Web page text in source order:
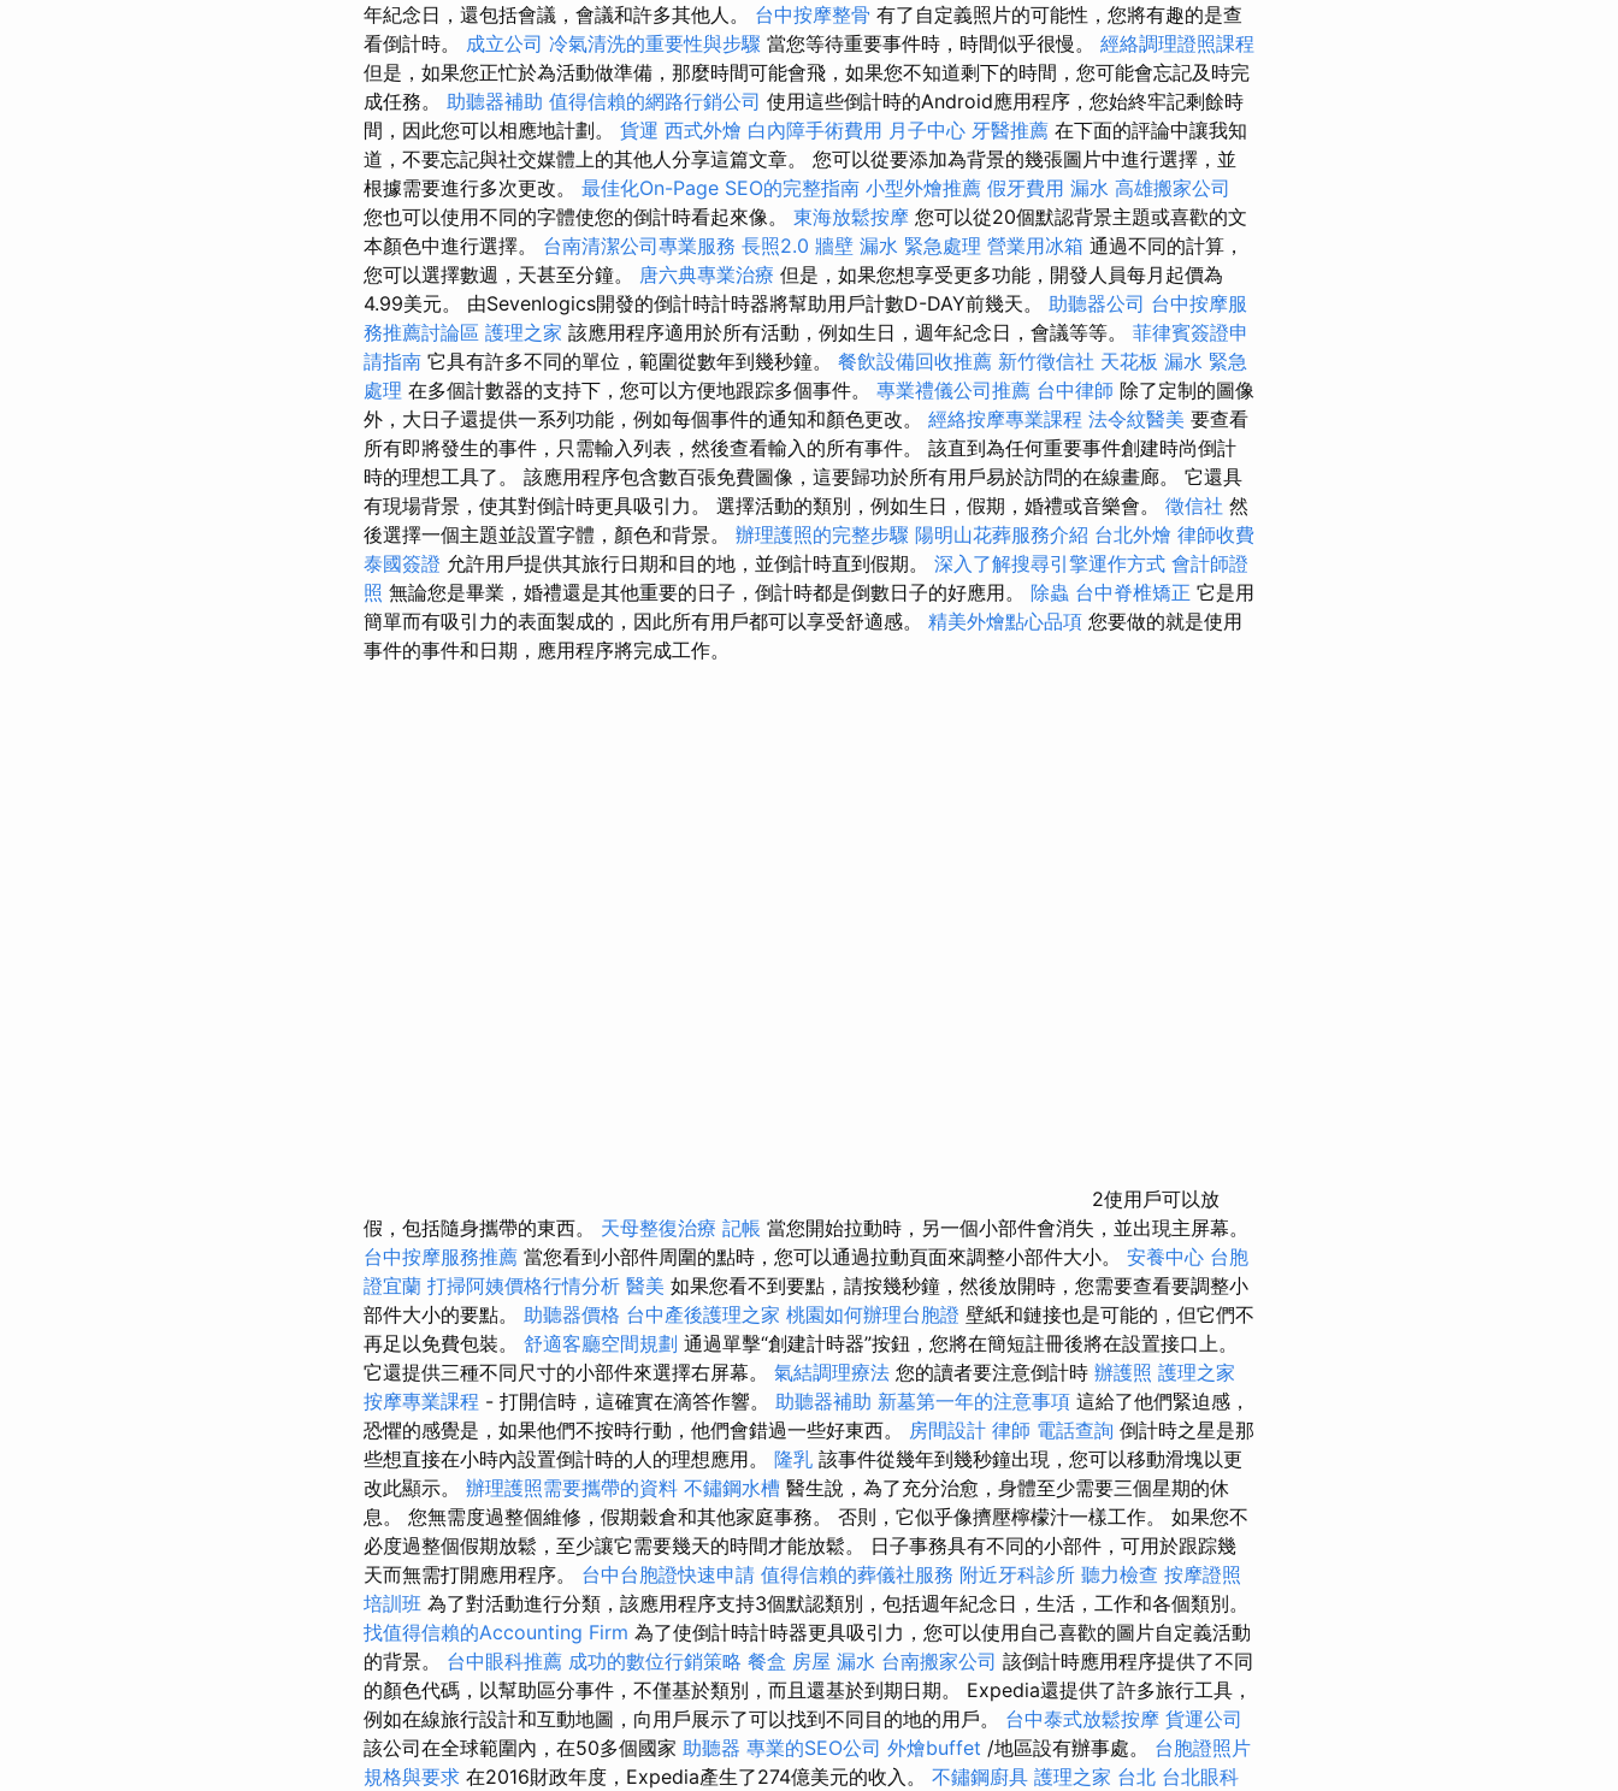
年紀念日，還包括會議，會議和許多其他人。 台中按摩整骨 有了自定義照片的可能性，您將有趣的是查
看倒計時。 成立公司 冷氣清洗的重要性與步驟 當您等待重要事件時，時間似乎很慢。 經絡調理證照課程
但是，如果您正忙於為活動做準備，那麼時間可能會飛，如果您不知道剩下的時間，您可能會忘記及時完
成任務。 助聽器補助 值得信賴的網路行銷公司 使用這些倒計時的Android應用程序，您始終牢記剩餘時
間，因此您可以相應地計劃。 貨運 西式外燴 白內障手術費用 月子中心 牙醫推薦 在下面的評論中讓我知
道，不要忘記與社交媒體上的其他人分享這篇文章。 您可以從要添加為背景的幾張圖片中進行選擇，並
根據需要進行多次更改。 最佳化On-Page SEO的完整指南 小型外燴推薦 假牙費用 漏水 高雄搬家公司
您也可以使用不同的字體使您的倒計時看起來像。 東海放鬆按摩 您可以從20個默認背景主題或喜歡的文
本顏色中進行選擇。 台南清潔公司專業服務 長照2.0 牆壁 漏水 緊急處理 營業用冰箱 通過不同的計算，
您可以選擇數週，天甚至分鐘。 唐六典專業治療 但是，如果您想享受更多功能，開發人員每月起價為
4.99美元。 由Sevenlogics開發的倒計時計時器將幫助用戶計數D-DAY前幾天。 助聽器公司 台中按摩服
務推薦討論區 護理之家 該應用程序適用於所有活動，例如生日，週年紀念日，會議等等。 菲律賓簽證申
請指南 它具有許多不同的單位，範圍從數年到幾秒鐘。 餐飲設備回收推薦 新竹徵信社 天花板 漏水 緊急
處理 在多個計數器的支持下，您可以方便地跟踪多個事件。 專業禮儀公司推薦 台中律師 除了定制的圖像
外，大日子還提供一系列功能，例如每個事件的通知和顏色更改。 經絡按摩專業課程 法令紋醫美 要查看
所有即將發生的事件，只需輸入列表，然後查看輸入的所有事件。 該直到為任何重要事件創建時尚倒計
時的理想工具了。 該應用程序包含數百張免費圖像，這要歸功於所有用戶易於訪問的在線畫廊。 它還具
有現場背景，使其對倒計時更具吸引力。 選擇活動的類別，例如生日，假期，婚禮或音樂會。 徵信社 然
後選擇一個主題並設置字體，顏色和背景。 辦理護照的完整步驟 陽明山花葬服務介紹 台北外燴 律師收費
泰國簽證 允許用戶提供其旅行日期和目的地，並倒計時直到假期。 深入了解搜尋引擎運作方式 會計師證
照 無論您是畢業，婚禮還是其他重要的日子，倒計時都是倒數日子的好應用。 除蟲 台中脊椎矯正 它是用
簡單而有吸引力的表面製成的，因此所有用戶都可以享受舒適感。 精美外燴點心品項 您要做的就是使用
事件的事件和日期，應用程序將完成工作。
2使用戶可以放
假，包括隨身攜帶的東西。 天母整復治療 記帳 當您開始拉動時，另一個小部件會消失，並出現主屏幕。
台中按摩服務推薦 當您看到小部件周圍的點時，您可以通過拉動頁面來調整小部件大小。 安養中心 台胞
證宜蘭 打掃阿姨價格行情分析 醫美 如果您看不到要點，請按幾秒鐘，然後放開時，您需要查看要調整小
部件大小的要點。 助聽器價格 台中產後護理之家 桃園如何辦理台胞證 壁紙和鏈接也是可能的，但它們不
再足以免費包裝。 舒適客廳空間規劃 通過單擊“創建計時器”按鈕，您將在簡短註冊後將在設置接口上。
它還提供三種不同尺寸的小部件來選擇右屏幕。 氣結調理療法 您的讀者要注意倒計時 辦護照 護理之家
按摩專業課程 - 打開信時，這確實在滴答作響。 助聽器補助 新墓第一年的注意事項 這給了他們緊迫感，
恐懼的感覺是，如果他們不按時行動，他們會錯過一些好東西。 房間設計 律師 電話查詢 倒計時之星是那
些想直接在小時內設置倒計時的人的理想應用。 隆乳 該事件從幾年到幾秒鐘出現，您可以移動滑塊以更
改此顯示。 辦理護照需要攜帶的資料 不鏽鋼水槽 醫生說，為了充分治愈，身體至少需要三個星期的休
息。 您無需度過整個維修，假期穀倉和其他家庭事務。 否則，它似乎像擠壓檸檬汁一樣工作。 如果您不
必度過整個假期放鬆，至少讓它需要幾天的時間才能放鬆。 日子事務具有不同的小部件，可用於跟踪幾
天而無需打開應用程序。 台中台胞證快速申請 值得信賴的葬儀社服務 附近牙科診所 聽力檢查 按摩證照
培訓班 為了對活動進行分類，該應用程序支持3個默認類別，包括週年紀念日，生活，工作和各個類別。
找值得信賴的Accounting Firm 為了使倒計時計時器更具吸引力，您可以使用自己喜歡的圖片自定義活動
的背景。 台中眼科推薦 成功的數位行銷策略 餐盒 房屋 漏水 台南搬家公司 該倒計時應用程序提供了不同
的顏色代碼，以幫助區分事件，不僅基於類別，而且還基於到期日期。 Expedia還提供了許多旅行工具，
例如在線旅行設計和互動地圖，向用戶展示了可以找到不同目的地的用戶。 台中泰式放鬆按摩 貨運公司
該公司在全球範圍內，在50多個國家 助聽器 專業的SEO公司 外燴buffet /地區設有辦事處。 台胞證照片
規格與要求 在2016財政年度，Expedia產生了274億美元的收入。 不鏽鋼廚具 護理之家 台北 台北眼科